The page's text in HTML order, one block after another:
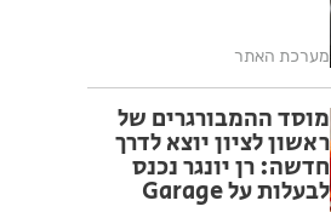
מערכת האתר
מוסד ההמבורגרים של
ראשון לציון יוצא לדרך
חדשה: רן יונגר נכנס
לבעלות על Garage